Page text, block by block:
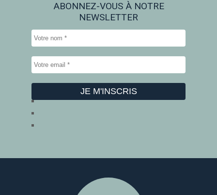
ABONNEZ-VOUS À NOTRE
NEWSLETTER